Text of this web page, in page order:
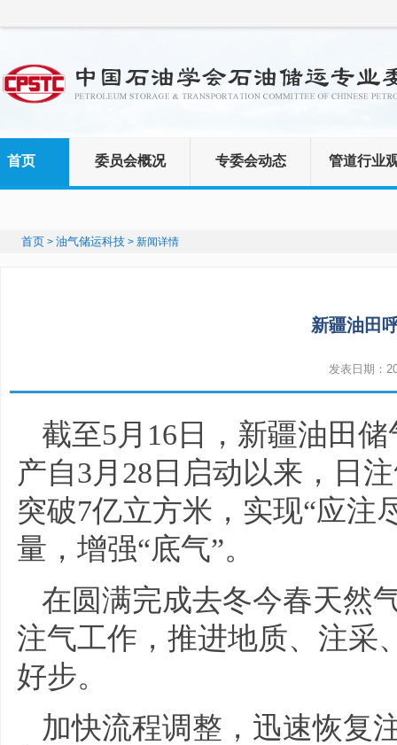
首页 委员会概况 专委会动态 管道行业
首页 > 油气储运科技 > 新闻详情
新疆油田
发表日期：
截至5月16日，新疆油田
产自3月28日启动以来，日
突破7亿立方米，实现“应注
量，增强“底气”。
在圆满完成去冬今春天然
注气工作，推进地质、注采
好步。
加快流程调整，迅速恢复